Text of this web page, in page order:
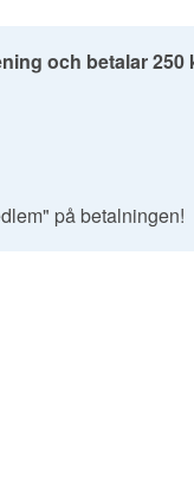
och betalar 250
på betalningen!